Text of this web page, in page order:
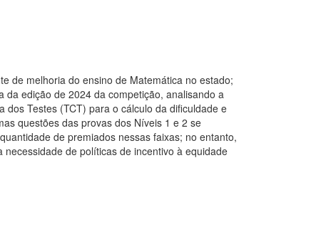
de melhoria do ensino de Matemática no estado;
edição de 2024 da competição, analisando a
Testes (TCT) para o cálculo da dificuldade e
questões das provas dos Níveis 1 e 2 se
de premiados nessas faixas; no entanto,
necessidade de políticas de incentivo à equidade